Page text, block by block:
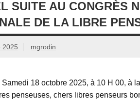
SUITE AU CONGRÈS
DE LA LIBRE
2025 mgrodin
Samedi 18 octobre 2025, à 10 H 00, à
penseuses, chers libres penseurs